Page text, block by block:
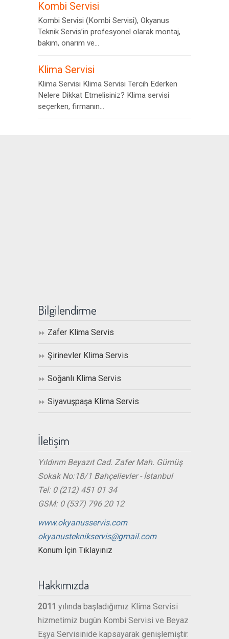
Kombi Servisi
Kombi Servisi (Kombi Servisi), Okyanus
Teknik Servis’in profesyonel olarak montaj,
bakım, onarım ve...
Klima Servisi
Klima Servisi Klima Servisi Tercih Ederken
Nelere Dikkat Etmelisiniz? Klima servisi
seçerken, firmanın...
Bilgilendirme
Zafer Klima Servis
Şirinevler Klima Servis
Soğanlı Klima Servis
Siyavuşpaşa Klima Servis
İletişim
Yıldırım Beyazıt Cad. Zafer Mah. Gümüş
Sokak No:18/1 Bahçelievler - İstanbul
Tel: 0 (212) 451 01 34
GSM: 0 (537) 796 20 12
www.okyanusservis.com
okyanusteknikservis@gmail.com
Konum İçin Tıklayınız
Hakkımızda
2011 yılında başladığımız Klima Servisi
hizmetimiz bugün Kombi Servisi ve Beyaz
Eşya Servisinide kapsayarak genişlemiştir.